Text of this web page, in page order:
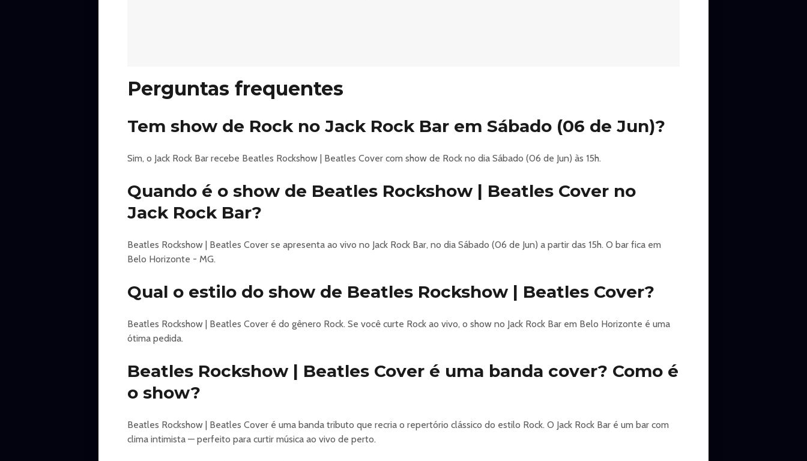
🎟️ Ingressos no Sympla – link na bio
#jackrockbar #cidadejunina2026 #cidadedorock #rockbh
Perguntas frequentes
Tem show de Rock no Jack Rock Bar em Sábado (06 de Jun)?
Sim, o Jack Rock Bar recebe Beatles Rockshow | Beatles Cover com show de Rock no dia Sábado (06 de Jun) às 15h.
Quando é o show de Beatles Rockshow | Beatles Cover no
Jack Rock Bar?
Beatles Rockshow | Beatles Cover se apresenta ao vivo no Jack Rock Bar, no dia Sábado (06 de Jun) a partir das 15h. O bar fica em
Belo Horizonte - MG.
Qual o estilo do show de Beatles Rockshow | Beatles Cover?
Beatles Rockshow | Beatles Cover é do gênero Rock. Se você curte Rock ao vivo, o show no Jack Rock Bar em Belo Horizonte é uma
ótima pedida.
Beatles Rockshow | Beatles Cover é uma banda cover? Como é
o show?
Beatles Rockshow | Beatles Cover é uma banda tributo que recria o repertório clássico do estilo Rock. O Jack Rock Bar é um bar com
clima intimista — perfeito para curtir música ao vivo de perto.